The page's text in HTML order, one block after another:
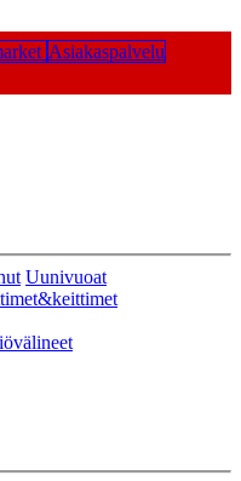
Asiakaspalvelu
Uunivuoat